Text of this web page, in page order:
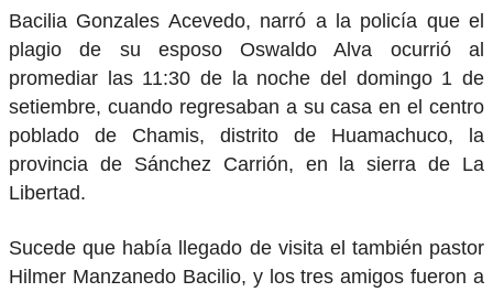
Bacilia Gonzales Acevedo, narró a la policía que el
plagio de su esposo Oswaldo Alva ocurrió al
promediar las 11:30 de la noche del domingo 1 de
setiembre, cuando regresaban a su casa en el centro
poblado de Chamis, distrito de Huamachuco, la
provincia de Sánchez Carrión, en la sierra de La
Libertad.
Sucede que había llegado de visita el también pastor
Hilmer Manzanedo Bacilio, y los tres amigos fueron a